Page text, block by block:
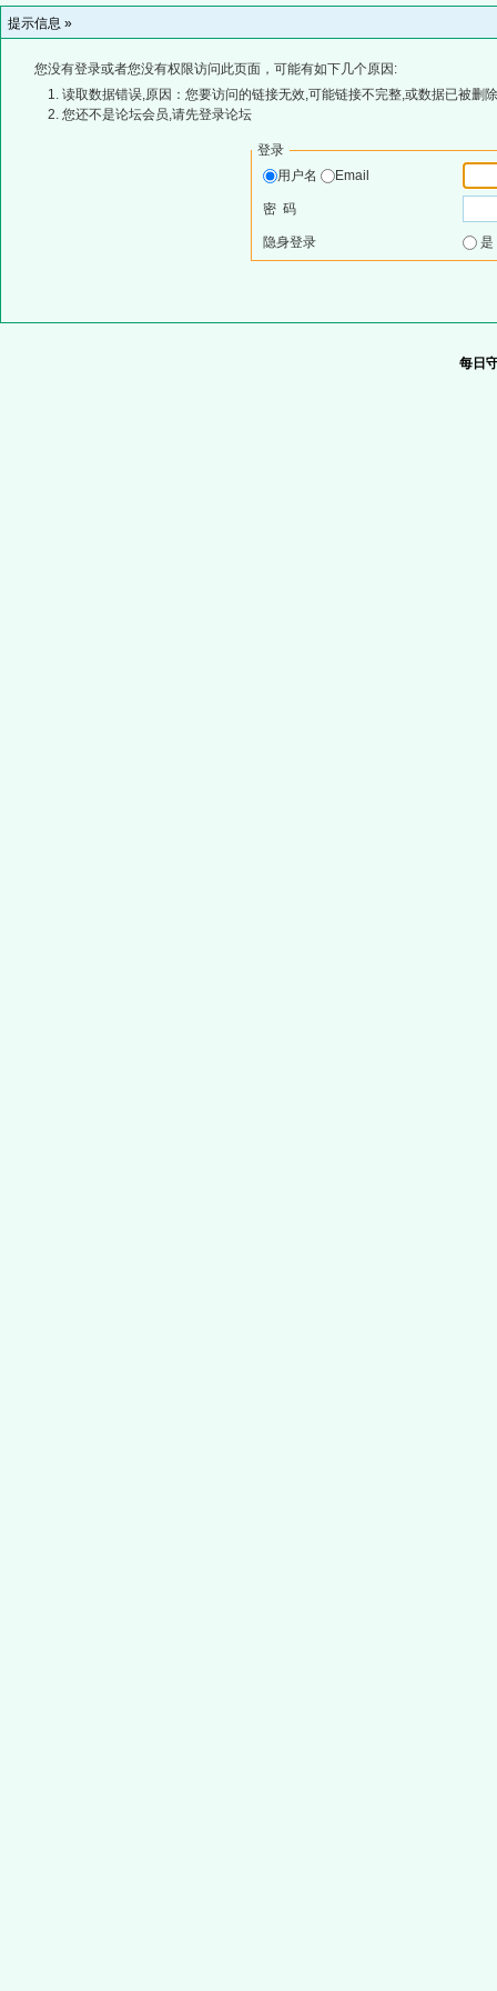
提示信息 »
您没有登录或者您没有权限访问此页面，可能有如下几个原因:
读取数据错误,原因：您要访问的链接无效,可能链接不完整,或数据已被删
您还不是论坛会员,请先登录论坛
登录
用户名
Email
密 码
隐身登录
每日